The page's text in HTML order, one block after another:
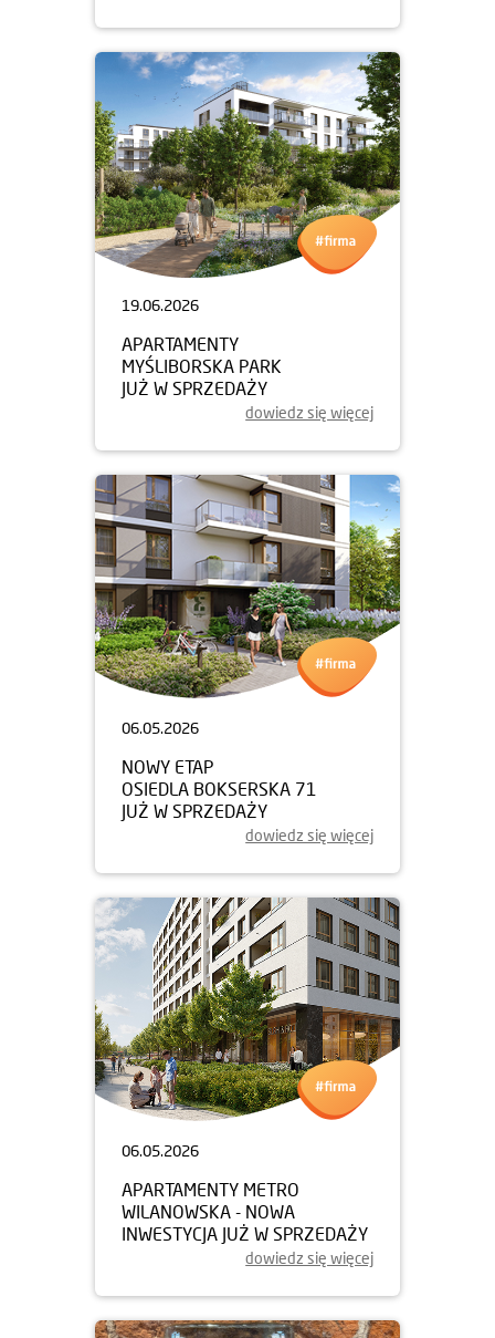
19.06.2026
APARTAMENTY
MYŚLIBORSKA PARK
JUŻ W SPRZEDAŻY
dowiedz się więcej
06.05.2026
NOWY ETAP
OSIEDLA BOKSERSKA 71
JUŻ W SPRZEDAŻY
dowiedz się więcej
06.05.2026
APARTAMENTY METRO
WILANOWSKA - NOWA
INWESTYCJA JUŻ W SPRZEDAŻY
dowiedz się więcej